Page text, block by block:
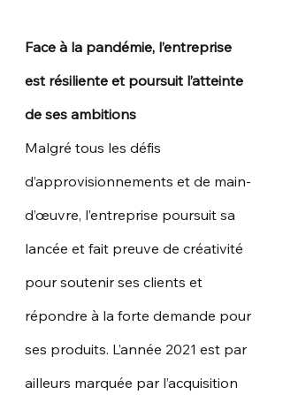
Face à la pandémie, l’entreprise
est résiliente et poursuit l’atteinte
de ses ambitions
Malgré tous les défis
d’approvisionnements et de main-
d’œuvre, l’entreprise poursuit sa
lancée et fait preuve de créativité
pour soutenir ses clients et
répondre à la forte demande pour
ses produits. L’année 2021 est par
ailleurs marquée par l’acquisition